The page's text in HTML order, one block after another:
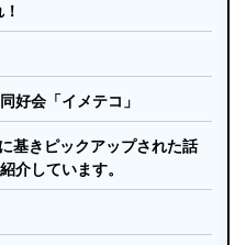
好会「イメテコ」
基きピックアップされた話
介しています。